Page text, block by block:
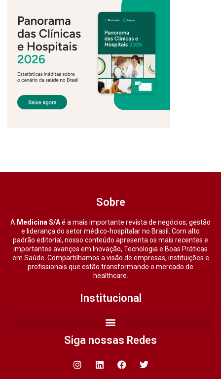
Sobre
A Medicina S/Aé a mais importante revista de negócios, gestão
e liderança do setor médico-hospitalar no Brasil. Com alto
padrão editorial, nosso conteúdo apresenta os mais recentes e
importantes avanços em Inovação, Tecnologia e Boas Práticas
em Saúde. Compartilhamos a visão de empresas, instituições e
profissionais que estão transformando o mercado de
healthcare.
Institucional
Siga nossas Redes